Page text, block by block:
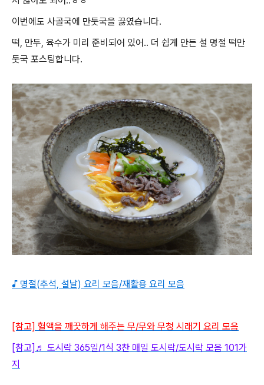
이번에도 사골국에 만둣국을 끓였습니다.
떡, 만두, 육수가 미리 준비되어 있어.. 더 쉽게 만든 설 명절 떡만
둣국 포스팅합니다.
♪ 명절(추석, 설날) 요리 모음/재활용 요리 모음
[참고] 혈액을 깨끗하게 해주는 무/무와 무청 시래기 요리 모음
[참고]♬ 도시락 365일/1식 3찬 매일 도시락/도시락 모음 101가
지